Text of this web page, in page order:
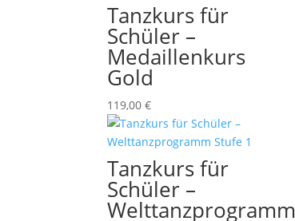
Tanzkurs für
Schüler –
Medaillenkurs
Gold
119,00€
Tanzkurs für
Schüler –
Welttanzprogramm